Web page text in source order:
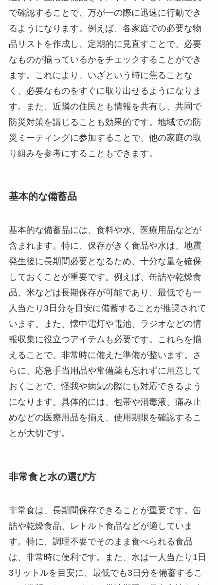
で確認することで、万が一の際に迅速に行動でき
るようになります。例えば、各家庭での必要な物
品リストを作成し、定期的に見直すことで、必要
なものが揃っているかをチェックすることができ
ます。これにより、いざという時に焦ることな
く、必要なものをすぐに取り出せるようになりま
す。また、近隣の住民とも情報を共有し、共同で
防災対策を講じることも効果的です。地域での防
災ミーティングに参加することで、他の家庭の取
り組みを参考にすることもできます。
基本的な備蓄品
基本的な備蓄品には、食料や水、医療用品などが
含まれます。特に、保存がきく食品や水は、地震
発生後に長期間必要となるため、十分な量を確保
しておくことが重要です。例えば、缶詰や乾燥食
品、米などは長期保存が可能であり、最低でも一
人当たり3日分を目安に備蓄することが推奨されて
います。また、懐中電灯や電池、ラジオなどの情
報収集に役立つアイテムも必要です。これらを揃
えることで、非常時に備えた準備が整います。さ
らに、応急手当用品や常備薬も忘れずに用意して
おくことで、怪我や病気の際にも対応できるよう
になります。具体的には、包帯や消毒液、痛み止
めなどの医療用品を揃え、使用期限を確認するこ
とが大切です。
非常食と水の選び方
非常食は、長期間保存できることが重要です。缶
詰や乾燥食品、レトルト食品などが適していま
す。特に、調理不要でそのまま食べられる食品
は、非常時に便利です。また、水は一人当たり1日
3リットルを目安に、最低でも3日分を備蓄するこ